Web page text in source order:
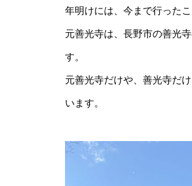
年明けには、今まで行った
元善光寺は、長野市の善光
す。
元善光寺だけや、善光寺だ
います。